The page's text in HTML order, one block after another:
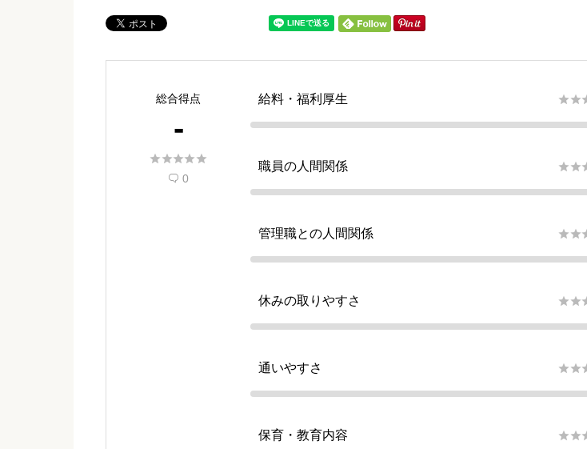
総合得点
-

 0
給料・福利厚生 
職員の人間関係 
管理職との人間関係 
休みの取りやすさ 
通いやすさ 
保育・教育内容 